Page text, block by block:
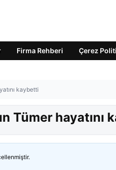
Firma Rehberi Çerez
kaybetti
Tümer hayatını